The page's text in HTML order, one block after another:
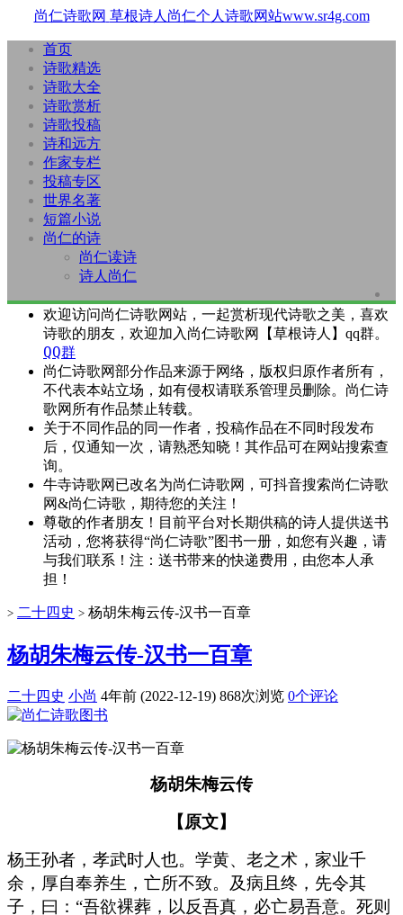
尚仁诗歌网 草根诗人尚仁个人诗歌网站www.sr4g.com
首页
诗歌精选
诗歌大全
诗歌赏析
诗歌投稿
诗和远方
作家专栏
投稿专区
世界名著
短篇小说
尚仁的诗
尚仁读诗
诗人尚仁
欢迎访问尚仁诗歌网站，一起赏析现代诗歌之美，喜欢
诗歌的朋友，欢迎加入尚仁诗歌网【草根诗人】qq群。
QQ群
尚仁诗歌网部分作品来源于网络，版权归原作者所有，
不代表本站立场，如有侵权请联系管理员删除。尚仁诗
歌网所有作品禁止转载。
关于不同作品的同一作者，投稿作品在不同时段发布
后，仅通知一次，请熟悉知晓！其作品可在网站搜索查
询。
牛寺诗歌网已改名为尚仁诗歌网，可抖音搜索尚仁诗歌
网&尚仁诗歌，期待您的关注！
尊敬的作者朋友！目前平台对长期供稿的诗人提供送书
活动，您将获得“尚仁诗歌”图书一册，如您有兴趣，请
与我们联系！注：送书带来的快递费用，由您本人承
担！
> 二十四史 > 杨胡朱梅云传-汉书一百章
杨胡朱梅云传-汉书一百章
二十四史 小尚 4年前 (2022-12-19) 868次浏览 0个评论
杨胡朱梅云传
【原文】
杨王孙者，孝武时人也。学黄、老之术，家业千
余，厚自奉养生，亡所不致。及病且终，先令其
子，曰：“吾欲裸葬，以反吾真，必亡易吾意。死则